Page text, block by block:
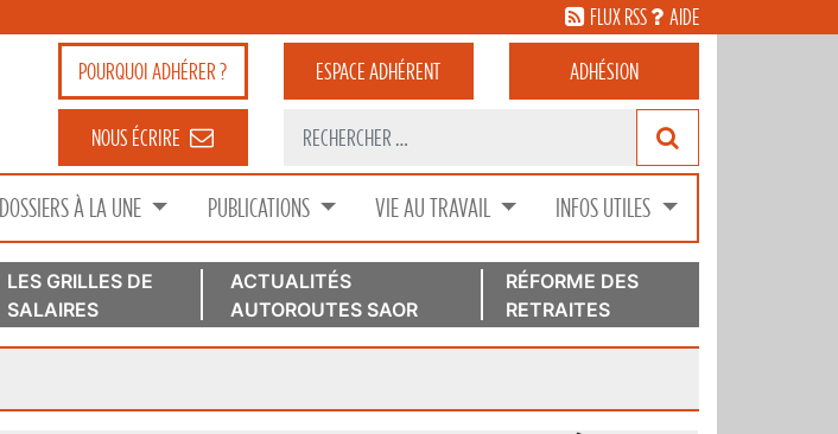
FLUX RSS AIDE
POURQUOIADHÉRER ? ESPACEADHÉRENT ADHÉSION
NOUS ÉCRIRE
DOSSIERS À LA UNE PUBLICATIONS VIE AU TRAVAIL INFOS UTILES
LES GRILLES DE
SALAIRES
ACTUALITÉS
AUTOROUTES SAOR
RÉFORME DES
RETRAITES